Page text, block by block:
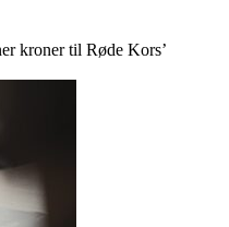
kroner til Røde Kors’